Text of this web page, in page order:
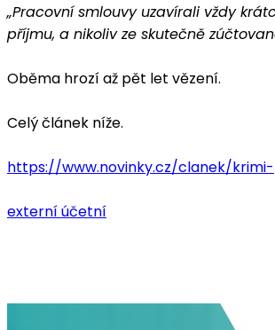
„Pracovní smlouvy uzavírali vždy
příjmu, a nikoliv ze skutečně
Oběma hrozí až pět let vězení.
Celý článek níže.
https://www.novinky.cz/clanek/
externí účetní